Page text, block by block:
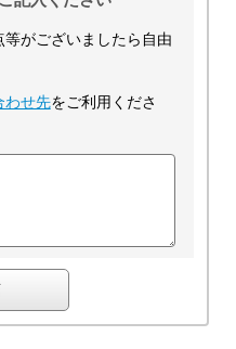
がございましたら自由
わせ先をご利用くださ